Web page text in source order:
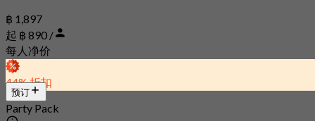
฿ 1,897
起 ฿ 890 /
每人净价
44% 折扣
预订
Party Pack